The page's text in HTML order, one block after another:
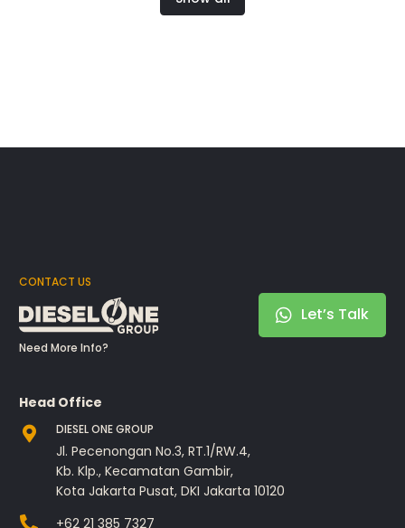
CONTACT US
Need More Info?
Let’s Talk
Head Office
DIESEL ONE GROUP
Jl. Pecenongan No.3, RT.1/RW.4,
Kb. Klp., Kecamatan Gambir,
Kota Jakarta Pusat, DKI Jakarta 10120
+62 21 385 7327